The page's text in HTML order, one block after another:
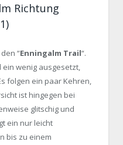
Richtung
“Enningalm Trail“.
ein wenig ausgesetzt,
folgen ein paar Kehren,
ist hingegen bei
glitschig und
ein nur leicht
bis zu einem